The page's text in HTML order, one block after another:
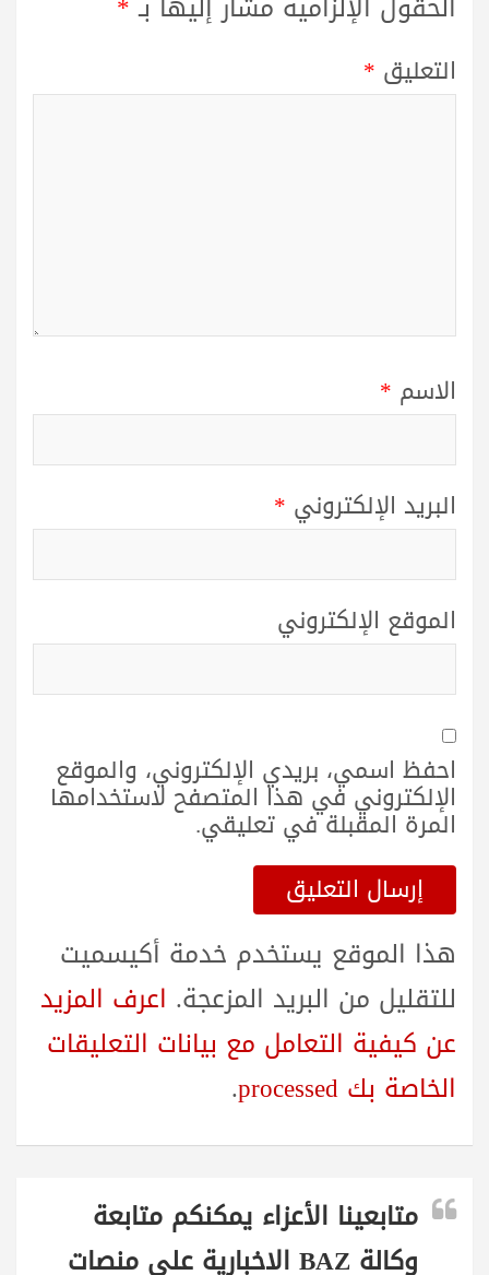
التعليق *
الاسم *
البريد الإلكتروني *
الموقع الإلكتروني
احفظ اسمي، بريدي الإلكتروني، والموقع
الإلكتروني في هذا المتصفح لاستخدامها
المرة المقبلة في تعليقي.
هذا الموقع يستخدم خدمة أكيسميت
للتقليل من البريد المزعجة. اعرف المزيد
عن كيفية التعامل مع بيانات التعليقات
الخاصة بك processed
.
متابعينا الأعزاء يمكنكم متابعة
وكالة BAZ الاخبارية على منصات